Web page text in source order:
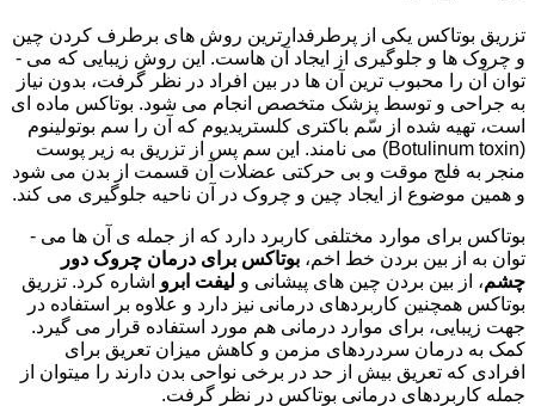
تزریق بوتاکس یکی از پرطرفدارترین روش ­های برطرف کردن چین
و چروک­ ها و جلوگیری از ایجاد آن ­هاست. این روش زیبایی که می ­
توان آن را محبوب ­ترین آن ها در بین افراد در نظر گرفت، بدون نیاز
به جراحی و توسط پزشک متخصص انجام می ­شود. بوتاکس ماده ­ای
است، تهیه شده از سّم باکتری کلستریدیوم که آن را سم بوتولینوم
(Botulinum toxin) می­ نامند. این سم پس از تزریق به زیر پوست
منجر به فلج موقت و بی ­حرکتی عضلات آن قسمت از بدن می ­شود
و همین موضوع از ایجاد چین و چروک­ در آن ناحیه جلوگیری می­ کند.
بوتاکس برای موارد مختلفی کاربرد دارد که از جمله­ ی آن­ ها می ­
توان به از بین بردن خط اخم، بوتاکس برای درمان چروک دور
چشم، از بین بردن چین­ های پیشانی و لیفت ابرو اشاره کرد. تزریق
بوتاکس همچنین کاربردهای درمانی نیز دارد و علاوه بر استفاده در
جهت زیبایی، برای موارد درمانی هم مورد استفاده قرار می­ گیرد.
کمک به درمان سردردهای مزمن و کاهش میزان تعریق برای
افرادی که تعریق بیش از حد در برخی نواحی بدن دارند را می­توان از
جمله کاربردهای درمانی بوتاکس در نظر گرفت.